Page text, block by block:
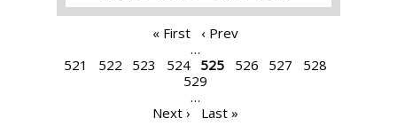
« First
‹ Prev
…
521
522 523 524 525 526 527
528
529
…
Next ›
Last »